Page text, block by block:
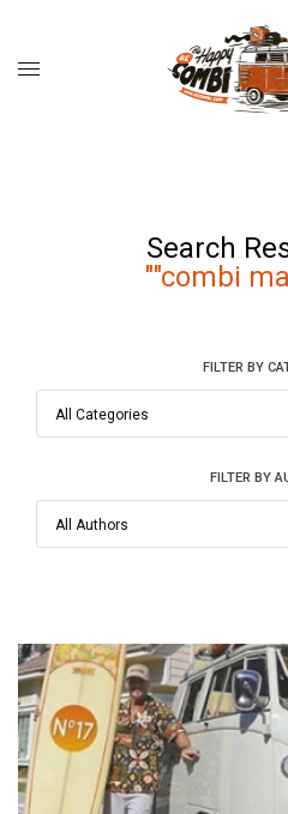
Search
""combi
FILTER BY
FILTER BY